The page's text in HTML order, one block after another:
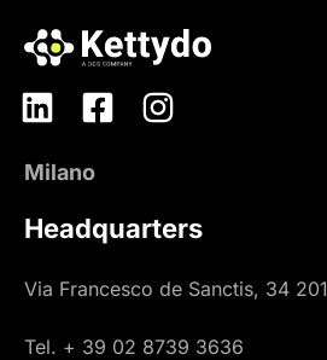
Milano
Headquarters
Via Francesco de Sanctis, 34
Tel. + 39 02 8739 3636